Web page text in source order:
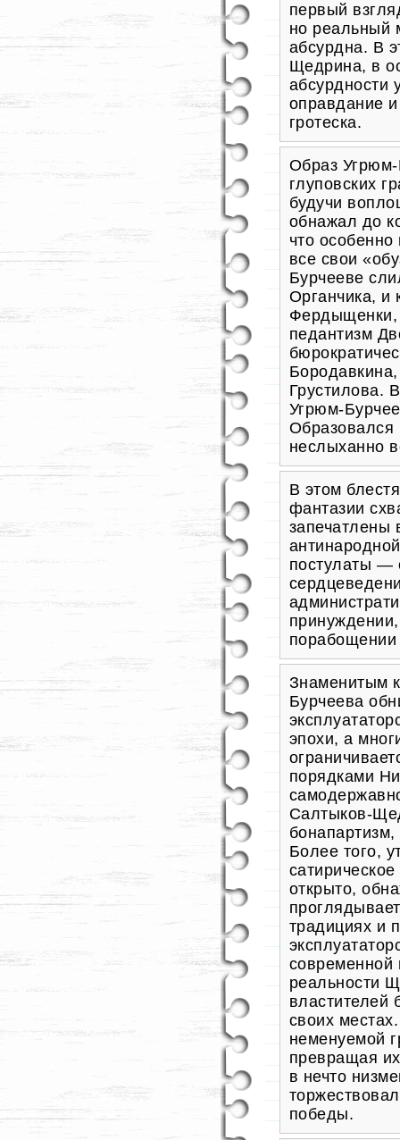
первый
но реальный
абсурдна. В
Щедрина, в
абсурдности
оправдание
гротеска.
Образ
глуповских
будучи
обнажал до
что
все свои
Бурчееве
Органчика, и
Фердыщенки,
педантизм
Грустилова.
Угрюм-
Образовался
неслыханно
В этом
фантазии
запечатлены
постулаты —
порабощении
Знаменитым
Бурчеева
эпохи, а
порядками
Салтыков-
Более того,
открыто,
традициях и
современной
реальности
властителей
своих
неменуемой
превращая
в нечто
победы.